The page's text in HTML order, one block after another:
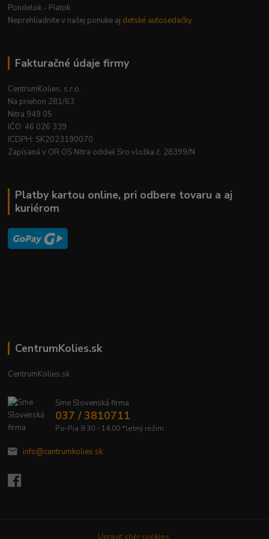
Pondelok - Piatok
Neprehliadnite v našej ponuke aj detské autosedačky
Fakturačné údaje firmy
CentrumKolies, s.r.o.
Na priehon 281/63
Nitra 949 05
IČO: 46 026 339
ICDPH: SK2023190070
Zapísaná v OR OS Nitra oddiel Sro vložka č. 28399/N
Platby kartou online, pri odbere tovaru a aj
kuriérom
CentrumKolies.sk
CentrumKolies.sk
Sme Slovenská firma
037 / 3810711
Po-Pia 9.30 - 14.00 *letný režim
info@centrumkolies.sk
Upravit sběr cookies.